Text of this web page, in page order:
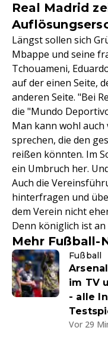
Real Madrid
Längst sollen sich
Mbappe und seine
Tchouameni,
auf der einen Seite,
anderen Seite. "Bei
die "Mundo
Man kann wohl
sprechen, die den
reißen könnten. Im
ein Umbruch her.
Auch die
hinterfragen und
dem Verein nicht
Denn königlich ist
Mehr Fußball-
Fußball
im TV
- alle
Vor 29